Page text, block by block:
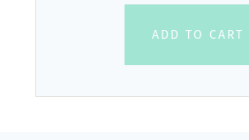
ADD TO CART